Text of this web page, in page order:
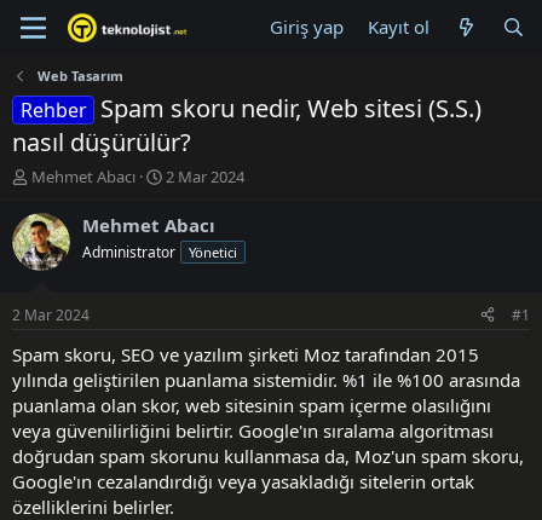
Giriş yap Kayıt ol
Web Tasarım
Rehber Spam skoru nedir, Web sitesi (S.S.)
nasıl düşürülür?
K
n
u
y
B
a
ş
a
t
a
n
Mehmet Abacı
B
ş
a
ç
a
r
i
h
i
2 Mar 2024
Mehmet Abacı
Administrator Yönetici
2 Mar 2024 #1
Spam skoru, SEO ve yazılım şirketi Moz tarafından 2015
yılında geliştirilen puanlama sistemidir. %1 ile %100 arasında
puanlama olan skor, web sitesinin spam içerme olasılığını
veya güvenilirliğini belirtir. Google'ın sıralama algoritması
doğrudan spam skorunu kullanmasa da, Moz'un spam skoru,
Google'ın cezalandırdığı veya yasakladığı sitelerin ortak
özelliklerini belirler.